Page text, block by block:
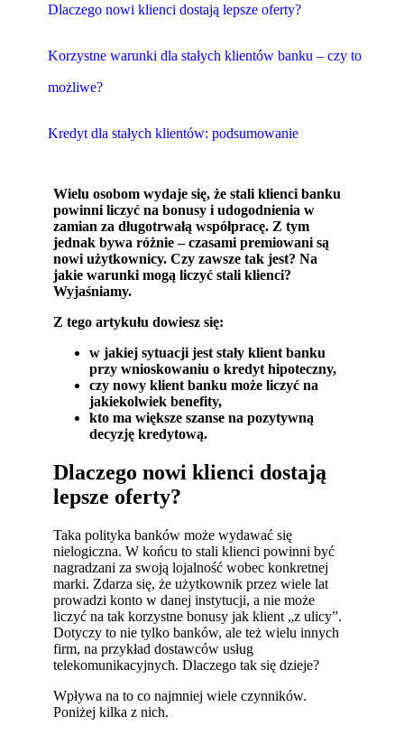
Dlaczego nowi klienci dostają lepsze oferty?
Korzystne warunki dla stałych klientów banku – czy to
możliwe?
Kredyt dla stałych klientów: podsumowanie
Wielu osobom wydaje się, że stali klienci banku
powinni liczyć na bonusy i udogodnienia w
zamian za długotrwałą współpracę. Z tym
jednak bywa różnie – czasami premiowani są
nowi użytkownicy. Czy zawsze tak jest? Na
jakie warunki mogą liczyć stali klienci?
Wyjaśniamy.
Z tego artykułu dowiesz się:
w jakiej sytuacji jest stały klient banku
przy wnioskowaniu o kredyt hipoteczny,
czy nowy klient banku może liczyć na
jakiekolwiek benefity,
kto ma większe szanse na pozytywną
decyzję kredytową.
Dlaczego nowi klienci dostają
lepsze oferty?
Taka polityka banków może wydawać się
nielogiczna. W końcu to stali klienci powinni być
nagradzani za swoją lojalność wobec konkretnej
marki. Zdarza się, że użytkownik przez wiele lat
prowadzi konto w danej instytucji, a nie może
liczyć na tak korzystne bonusy jak klient „z ulicy”.
Dotyczy to nie tylko banków, ale też wielu innych
firm, na przykład dostawców usług
telekomunikacyjnych. Dlaczego tak się dzieje?
Wpływa na to co najmniej wiele czynników.
Poniżej kilka z nich.